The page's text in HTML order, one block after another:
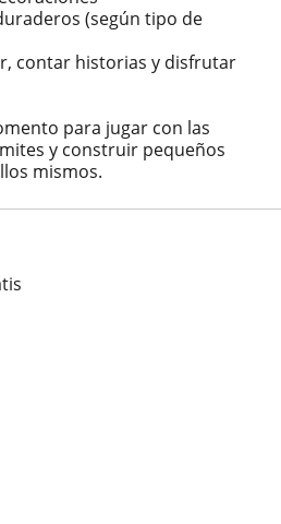
(según tipo de
contar historias y disfrutar
para jugar con las
y construir pequeños
mismos.